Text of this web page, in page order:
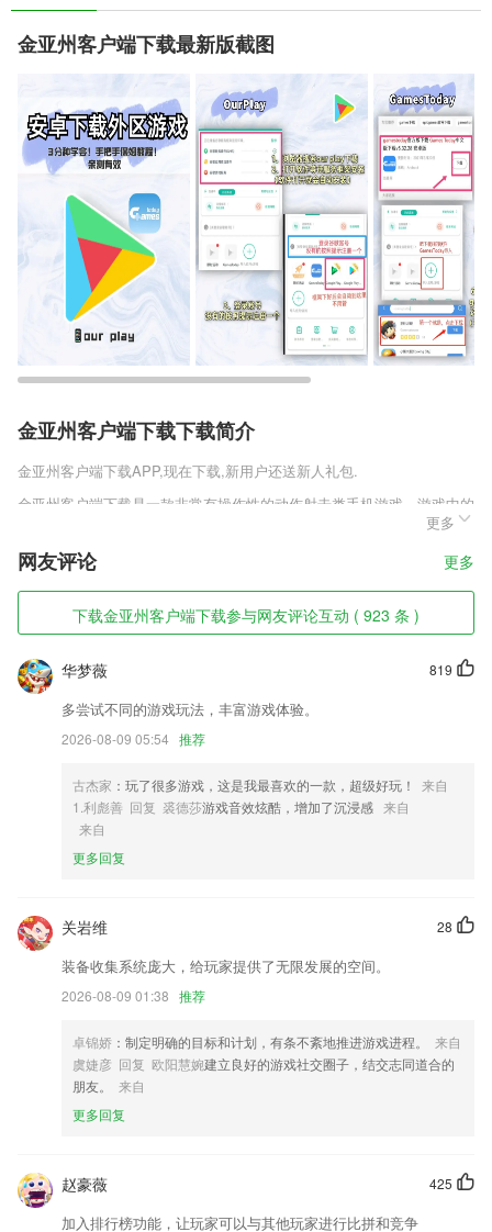
金亚州客户端下载最新版截图
金亚州客户端下载下载简介
金亚州客户端下载APP,现在下载,新用户还送新人礼包.
金亚州客户端下载是一款非常有操作性的动作射击类手机游戏，游戏中的
人物设计和场景画面都非常的可爱，特别是人物形象非常的Q萌，游戏内
为第一人称射击游戏，多种玩法以及模式可选，让整个游戏变得非常的丰
富。游戏的兵种还可以更加的多和精致化，可以去做一些皮肤之类的来美
化，这样会更加的炫酷。
金亚州客户端下载软件特色
1,【诗词学习】每日一学，日积月累，让您出口成章。
2,保障密码安全
3,医学电子书hd设计创新，携带方便，有利于考生随时随地复习，充分利
用“碎片化”时间，充分考虑考生的阅读时间、阅读习惯，为考生提供了亮
字体、字号和行间距；学员可以按照自己的喜好和习惯进行个性化设置。
4,账户余额明细实时浏览，可以明确掌握结算的账户信息
5,自动缩放使得插入、移动、编辑图表和文本框都变得非常简单,只需要
6,朗读、分页、笔记、书摘、注释、字典……只有你想不到的超强功能。
金亚州客户端下载软件优势
1.更好的知晓不一样的服务，在线学习不一样的教育信息也会非常的简单
2.【照片涂鸦】亲子时光是每个家庭快乐的时光，拿出一张爸爸的照片一
起涂鸦吧，尽情的和宝宝一起放肆开心。
3.“咿啦看书”是专为小孩子们提供优质动画化绘本内容。
5.：多地新增题库已更新，支持多车型练习；
6.操作简单，设置了不同的向导化，还有智能化等等不同的采纳数都可以
更多
网友评论 更多
下载金亚州客户端下载参与网友评论互动 ( 923 条 )
819
华梦薇
多尝试不同的游戏玩法，丰富游戏体验。
2026-08-09 05:54 推荐
古杰家 ：玩了很多游戏，这是我最喜欢的一款，超级好玩！
来自
1.利彪善 回复 裘德莎游戏音效炫酷，增加了沉浸感 来自
来自
更多回复
28
关岩维
装备收集系统庞大，给玩家提供了无限发展的空间。
2026-08-09 01:38 推荐
卓锦娇 ：制定明确的目标和计划，有条不紊地推进游戏进程。
来自
虞婕彦 回复 欧阳慧婉建立良好的游戏社交圈子，结交志同道合的
朋友。
来自
更多回复
425
赵豪薇
加入排行榜功能，让玩家可以与其他玩家进行比拼和竞争